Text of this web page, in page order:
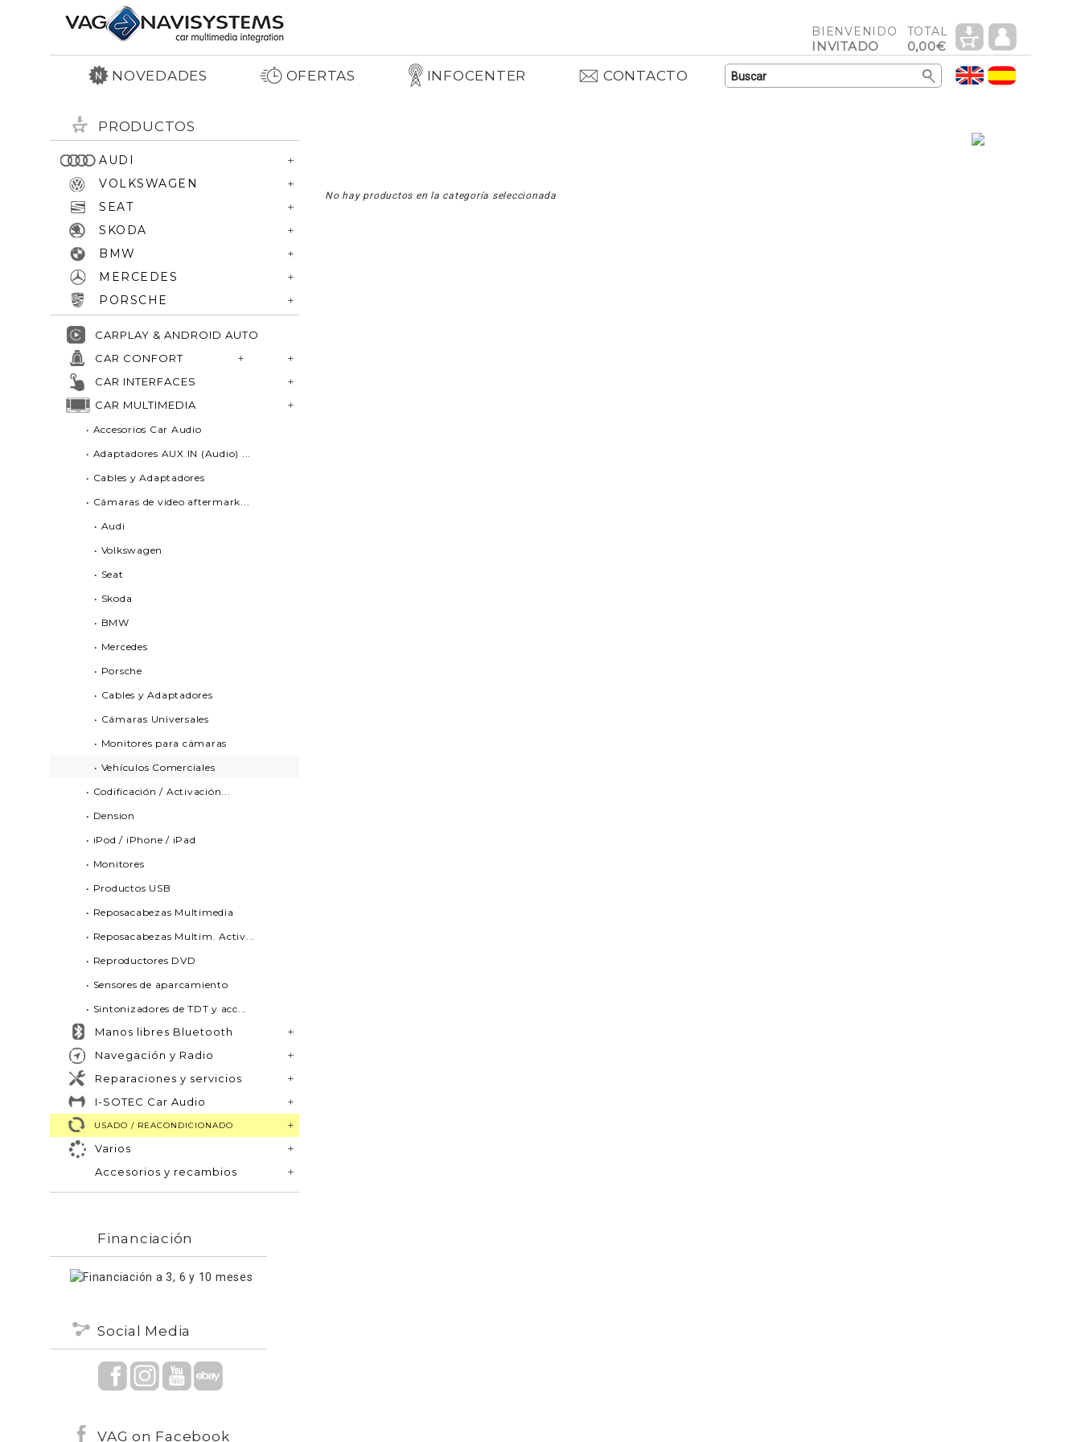
TOTAL
0,00€
BIENVENIDO
INVITADO
NOVEDADES OFERTAS INFOCENTER CONTACTO
PRODUCTOS
AUDI
VOLKSWAGEN
SEAT
SKODA
BMW
MERCEDES
PORSCHE
CARPLAY & ANDROID AUTO
CAR CONFORT
CAR INTERFACES
CAR MULTIMEDIA
• Accesorios Car Audio
• Adaptadores AUX IN (Audio) ...
• Cables y Adaptadores
• Cámaras de video aftermark...
• Audi
• Volkswagen
• Seat
• Skoda
• BMW
• Mercedes
• Porsche
• Cables y Adaptadores
• Cámaras Universales
• Monitores para cámaras
• Vehículos Comerciales
• Codificación / Activación...
• Dension
• iPod / iPhone / iPad
• Monitores
• Productos USB
• Reposacabezas Multimedia
• Reposacabezas Multim. Activ...
• Reproductores DVD
• Sensores de aparcamiento
• Sintonizadores de TDT y acc...
Manos libres Bluetooth
Navegación y Radio
Reparaciones y servicios
I-SOTEC Car Audio
USADO / REACONDICIONADO
Varios
Accesorios y recambios
Financiación
Social Media
VAG on Facebook
No hay productos en la categoría seleccionada